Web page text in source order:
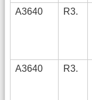
A3640 R3.
A3640 R3.